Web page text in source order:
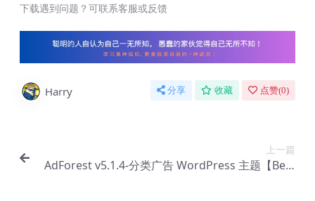
下载遇到问题？可联系客服或反馈
Harry 分享 收藏 点赞(0)
上一篇
AdForest v5.1.4-分类广告 WordPress 主题【Be-0